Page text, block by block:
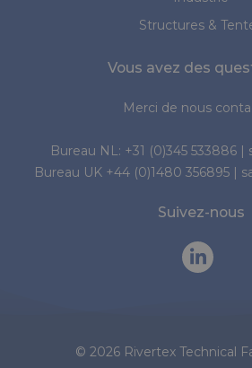
Structures &
Vous avez des
Merci de nous
Bureau NL: +31 (0)345 533886|
Bureau UK +44 (0)1480 356895 |
Suivez-nous
© 2026 Rivertex Technical